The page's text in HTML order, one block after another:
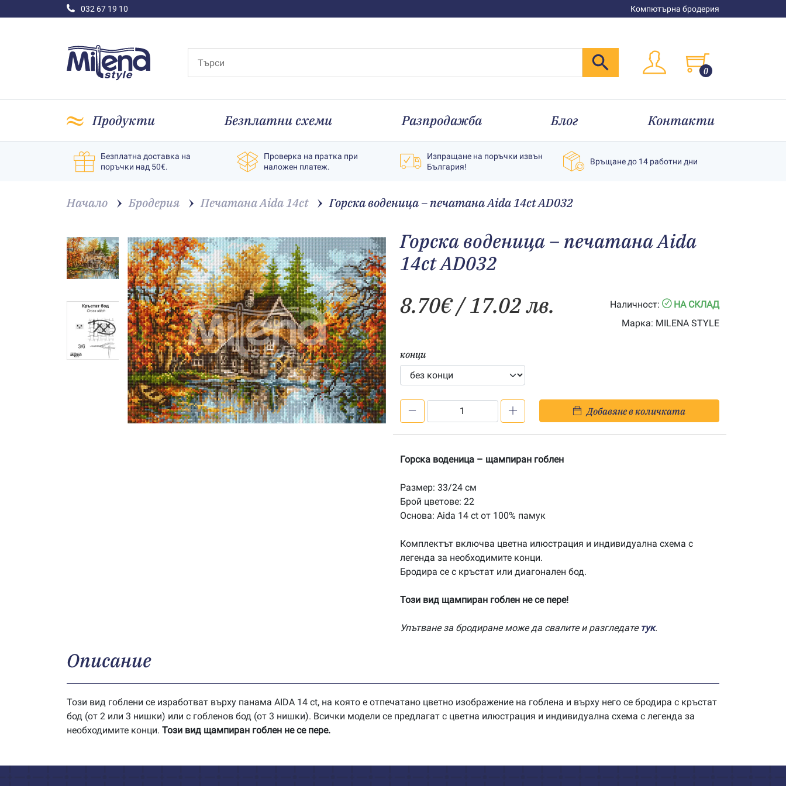
032 67 19 10 Компютърна бродерия
0
Продукти Безплатни схеми Разпродажба Блог Контакти
Безплатна доставка на
поръчки над 50€.
Проверка на пратка при
наложен платеж.
Изпращане на поръчки извън
България!
Връщане до 14 работни дни
Начало Бродерия Печатана Aida 14ct Горска воденица – печатана Aida 14ct AD032
Горска воденица – печатана Aida
14ct AD032
8.70€/ 17.02 лв. Наличност:
НА СКЛАД
Марка: MILENA STYLE
конци
воденица
печатана
Aida
14ct
Добавяне в количката
Горска воденица – щампиран гоблен
Размер: 33/24 см
Брой цветове: 22
Основа: Aida 14 ct от 100% памук
Комплектът включва цветна илюстрация и индивидуална схема с
легенда за необходимите конци.
Бродира се с кръстат или диагонален бод.
Този вид щампиран гоблен не се пере!
Упътване за бродиране може да свалите и разгледате тук.
Описание
Този вид гоблени се изработват върху панама AIDA 14 ct, на която е отпечатано цветно изображение на гоблена и върху него се бродира с кръстат
бод (от 2 или 3 нишки) или с гобленов бод (от 3 нишки). Всички модели се предлагат с цветна илюстрация и индивидуална схема с легенда за
необходимите конци. Този вид щампиран гоблен не се пере.